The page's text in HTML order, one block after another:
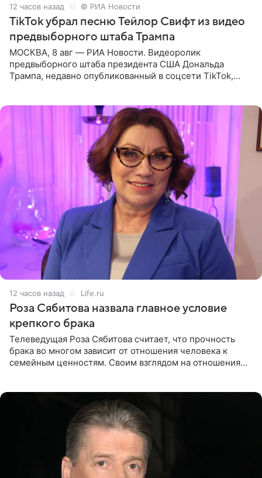
12 часов назад © РИА Новости
TikTok убрал песню Тейлор Свифт из видео
предвыборного штаба Трампа
МОСКВА, 8 авг — РИА Новости. Видеоролик
предвыборного штаба президента США Дональда
Трампа, недавно опубликованный в соцсети TikTok,
12 часов назад Life.ru
Роза Сябитова назвала главное условие
крепкого брака
Телеведущая Роза Сябитова считает, что прочность
брака во многом зависит от отношения человека к
семейным ценностям. Своим взглядом на отношения